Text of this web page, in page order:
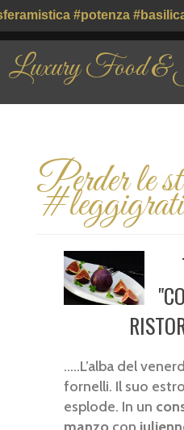
#potenza
Luxury Food &
CHI SIAMO
PROFILE
GUSTO
Perder le
.....L’alba del
fornelli. Il suo
esplode. In un